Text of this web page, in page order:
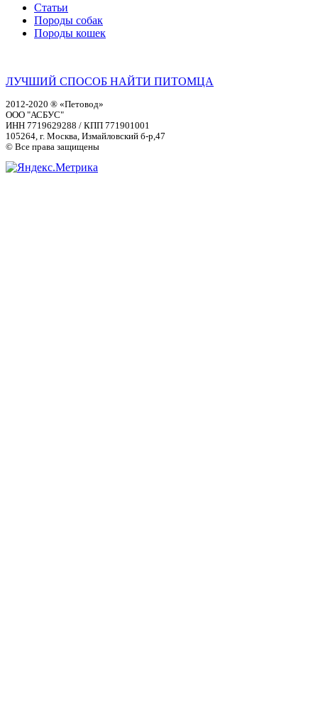
Статьи
Породы собак
Породы кошек
ЛУЧШИЙ СПОСОБ НАЙТИ ПИТОМЦА
2012-2020 ® «Петовод»
ООО "АСБУС"
ИНН 7719629288 / КПП 771901001
105264, г. Москва, Измайловский б-р,47
© Все права защищены